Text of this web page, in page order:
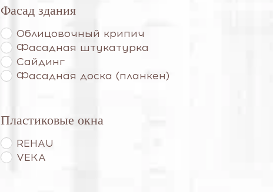
Фасад здания
Облицовочный крипич
Фасадная штукатурка
Сайдинг
Фасадная доска (планкен)
Пластиковые окна
REHAU
VEKA